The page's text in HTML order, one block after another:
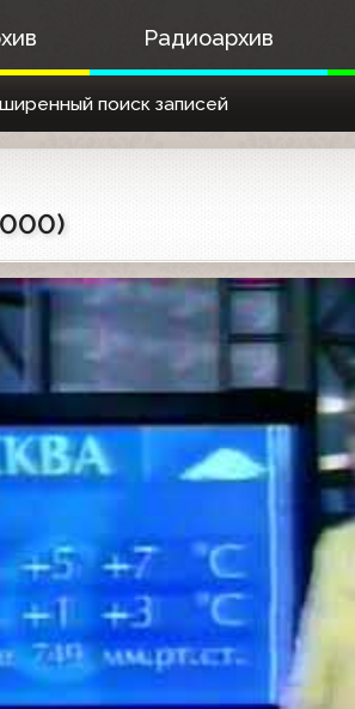
Радиоархив
поиск записей